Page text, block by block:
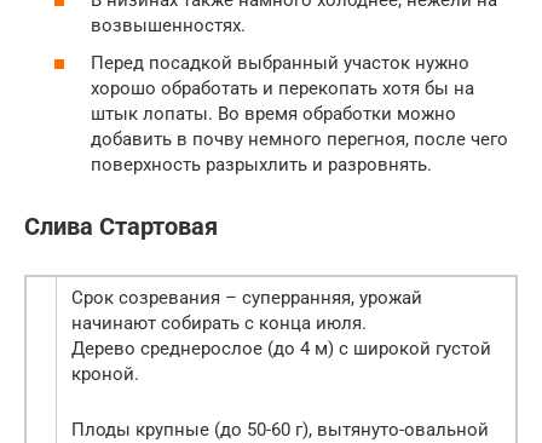
возвышенностях.
Перед посадкой выбранный участок нужно
хорошо обработать и перекопать хотя бы на
штык лопаты. Во время обработки можно
добавить в почву немного перегноя, после чего
поверхность разрыхлить и разровнять.
Слива Стартовая
Срок созревания – суперранняя, урожай
начинают собирать с конца июля.
Дерево среднерослое (до 4 м) с широкой густой
кроной.
Плоды крупные (до 50-60 г), вытянуто-овальной